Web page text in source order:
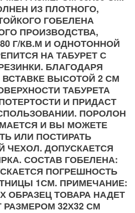
ИЗ ПЛОТНОГО,
ГОБЕЛЕНА
ПРОИЗВОДСТВА,
Г/КВ.М И ОДНОТОННОЙ
НА ТАБУРЕТ С
БЛАГОДАРЯ
ВЫСОТОЙ 2 СМ
ТАБУРЕТА
И ПРИДАСТ
ПОРОЛОН
И ВЫ МОЖЕТЕ
ИЛИ ПОСТИРАТЬ
ЧЕХОЛ. ДОПУСКАЕТСЯ
СОСТАВ ГОБЕЛЕНА:
ПОГРЕШНОСТЬ
1СМ. ПРИМЕЧАНИЕ:
ОБРАЗЕЦ ТОВАРА НАДЕТ
РАЗМЕРОМ 32Х32 СМ